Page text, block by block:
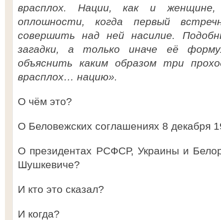
врасплох. Нации, как и
оплошности, когда первый
совершить над ней насилие.
загадки, а только иначе её
объяснить каким образом три
врасплох… нацию».
О чём это?
О Беловежских соглашениях 8 декабря
О президентах РСФСР, Украины и
Шушкевиче?
И кто это сказал?
И когда?